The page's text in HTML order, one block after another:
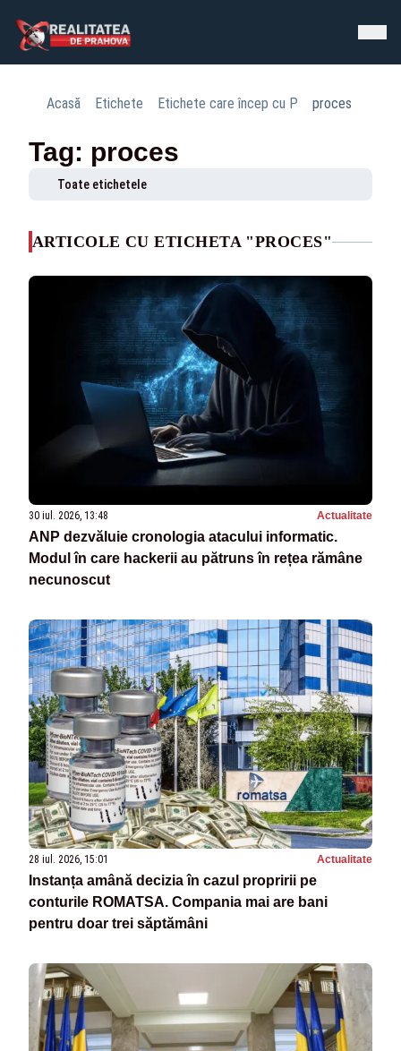
Acasă Etichete Etichete care încep cu P proces
Tag: proces
Toate etichetele
ARTICOLE CU ETICHETA "PROCES"
30 iul. 2026, 13:48 Actualitate
ANP dezvăluie cronologia atacului informatic.
Modul în care hackerii au pătruns în rețea rămâne
necunoscut
28 iul. 2026, 15:01 Actualitate
Instanța amână decizia în cazul propririi pe
conturile ROMATSA. Compania mai are bani
pentru doar trei săptămâni